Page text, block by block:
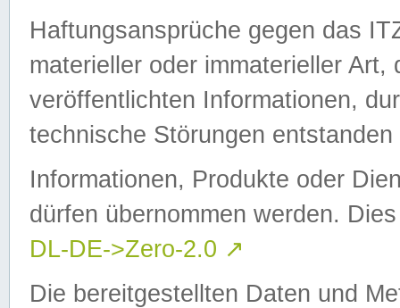
Haftungsansprüche gegen das
materieller oder immaterieller
veröffentlichten Informationen,
technische Störungen
Informationen, Produkte oder
dürfen übernommen werden.
DL-DE->Zero-2.0 ↗
Die bereitgestellten Daten und